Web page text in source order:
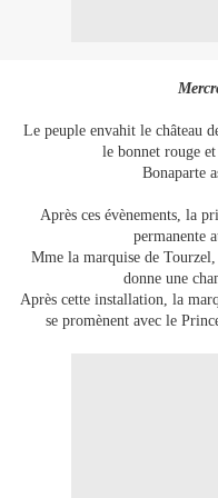
Le peuple envahit le château
le bonnet rouge
Bonaparte
Après ces évènements, la
permanente
Mme la marquise de
donne une
Après cette installation, la
se promènent avec le